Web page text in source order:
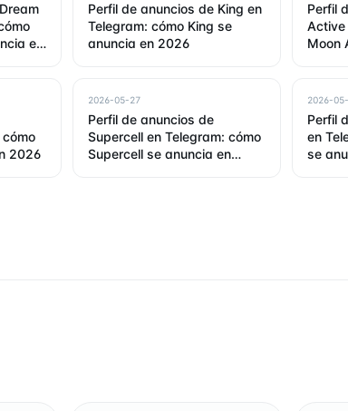
en
Perfil de anuncios de King en
Telegram: cómo King se
anuncia en 2026
Perfil
Active
Moon
2026
2026-05-27
Perfil de anuncios de
Supercell en Telegram: cómo
Supercell se anuncia en
2026-
Perfil
en
se